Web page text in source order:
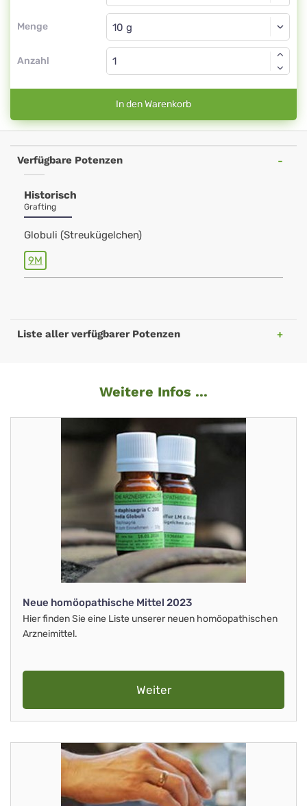
Menge
Globuli
Anzahl
In den Warenkorb
Verfügbare Potenzen
Historisch
Grafting
Globuli (Streukügelchen)
9M
Liste aller verfügbarer Potenzen
Weitere Infos ...
Neue homöopathische Mittel 2023
Hier finden Sie eine Liste unserer neuen homöopathischen
Arzneimittel.
Weiter